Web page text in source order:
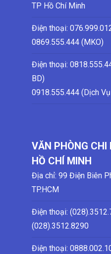
TP Hồ Chí Minh
Điện thoại:
0869.555.444 (MKO)
Điện thoại:
BD)
0918.555.444 (Dịch
VĂN PHÒNG
HỒ CHÍ MINH
Địa chỉ: 99 Điện Biên
TP.HCM
Điện thoại: (028)
(028).3512.8290
Điện thoại: